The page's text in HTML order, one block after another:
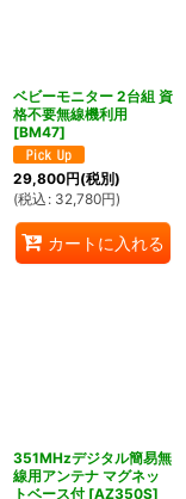
ベビーモニター 2台組 資
格不要無線機利用
[BM47]
29,800円(税別)
(税込 : 32,780円)
カートに入れる
351MHzデジタル簡易無
線用アンテナ マグネッ
トベース付 [AZ350S]